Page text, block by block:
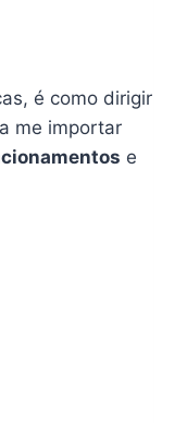
é como dirigir
me importar
e